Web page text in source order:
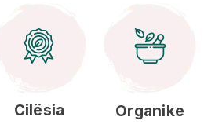
Cilësia Organike